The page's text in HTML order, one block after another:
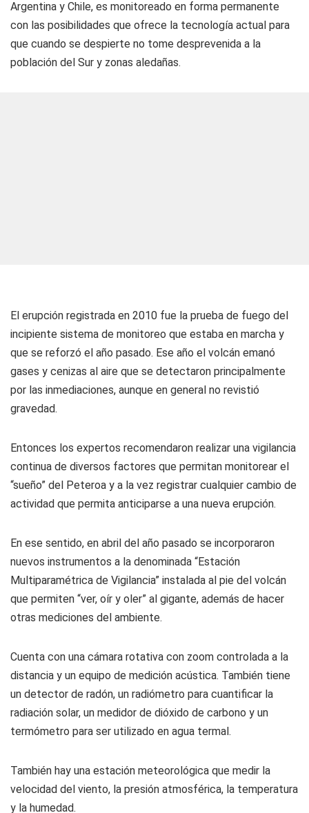
Argentina y Chile, es monitoreado en forma permanente
con las posibilidades que ofrece la tecnología actual para
que cuando se despierte no tome desprevenida a la
población del Sur y zonas aledañas.
El erupción registrada en 2010 fue la prueba de fuego del
incipiente sistema de monitoreo que estaba en marcha y
que se reforzó el año pasado. Ese año el volcán emanó
gases y cenizas al aire que se detectaron principalmente
por las inmediaciones, aunque en general no revistió
gravedad.
Entonces los expertos recomendaron realizar una vigilancia
continua de diversos factores que permitan monitorear el
“sueño” del Peteroa y a la vez registrar cualquier cambio de
actividad que permita anticiparse a una nueva erupción.
En ese sentido, en abril del año pasado se incorporaron
nuevos instrumentos a la denominada “Estación
Multiparamétrica de Vigilancia” instalada al pie del volcán
que permiten “ver, oír y oler” al gigante, además de hacer
otras mediciones del ambiente.
Cuenta con una cámara rotativa con zoom controlada a la
distancia y un equipo de medición acústica. También tiene
un detector de radón, un radiómetro para cuantificar la
radiación solar, un medidor de dióxido de carbono y un
termómetro para ser utilizado en agua termal.
También hay una estación meteorológica que medir la
velocidad del viento, la presión atmosférica, la temperatura
y la humedad.